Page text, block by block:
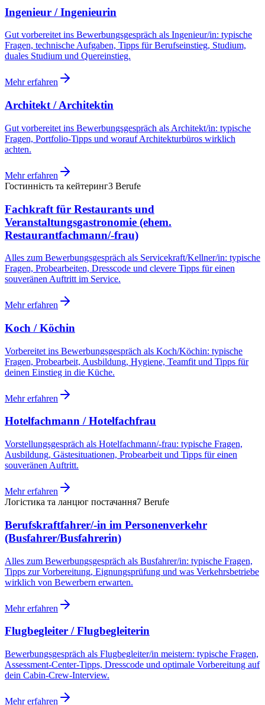
Ingenieur / Ingenieurin
Gut vorbereitet ins Bewerbungsgespräch als Ingenieur/in: typische
Fragen, technische Aufgaben, Tipps für Berufseinstieg, Studium,
duales Studium und Quereinstieg.
Mehr erfahren
Architekt / Architektin
Gut vorbereitet ins Bewerbungsgespräch als Architekt/in: typische
Fragen, Portfolio-Tipps und worauf Architekturbüros wirklich
achten.
Mehr erfahren
Гостинність та кейтеринг3 Berufe
Fachkraft für Restaurants und
Veranstaltungsgastronomie (ehem.
Restaurantfachmann/-frau)
Alles zum Bewerbungsgespräch als Servicekraft/Kellner/in: typische
Fragen, Probearbeiten, Dresscode und clevere Tipps für einen
souveränen Auftritt im Service.
Mehr erfahren
Koch / Köchin
Vorbereitet ins Bewerbungsgespräch als Koch/Köchin: typische
Fragen, Probearbeit, Ausbildung, Hygiene, Teamfit und Tipps für
deinen Einstieg in die Küche.
Mehr erfahren
Hotelfachmann / Hotelfachfrau
Vorstellungsgespräch als Hotelfachmann/-frau: typische Fragen,
Ausbildung, Gästesituationen, Probearbeit und Tipps für einen
souveränen Auftritt.
Mehr erfahren
Логістика та ланцюг постачання7 Berufe
Berufskraftfahrer/-in im Personenverkehr
(Busfahrer/Busfahrerin)
Alles zum Bewerbungsgespräch als Busfahrer/in: typische Fragen,
Tipps zur Vorbereitung, Eignungsprüfung und was Verkehrsbetriebe
wirklich von Bewerbern erwarten.
Mehr erfahren
Flugbegleiter / Flugbegleiterin
Bewerbungsgespräch als Flugbegleiter/in meistern: typische Fragen,
Assessment-Center-Tipps, Dresscode und optimale Vorbereitung auf
dein Cabin-Crew-Interview.
Mehr erfahren